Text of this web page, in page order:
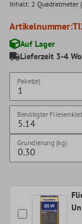
Inhalt: 2 Quadratmeter
Artikelnummer:
Auf Lager
Lieferzeit 3-4
Paket(e)
Benötigter
Grundierung (kg)